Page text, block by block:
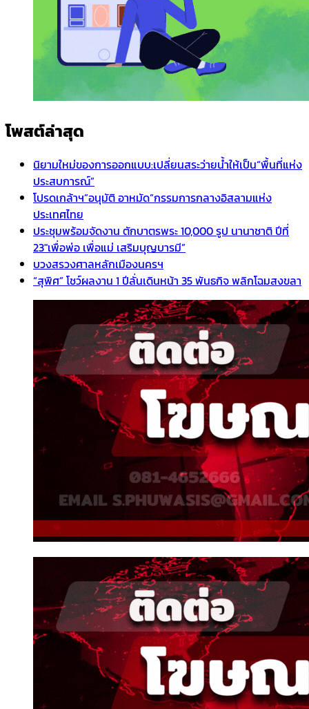
โพสต์ล่าสุด
นิยามใหม่ของการออกแบบ:เปลี่ยนสระว่ายน้ำให้เป็น“พื้นที่แห่ง
ประสบการณ์”
โปรดเกล้าฯ”อนุมัติ อาหมัด”กรรมการกลางอิสลามแห่ง
ประเทศไทย
ประชุมพร้อมจัดงาน ตักบาตรพระ 10,000 รูป นานาชาติ ปีที่
23″เพื่อพ่อ เพื่อแม่ เสริมบุญบารมี”
บวงสรวงศาลหลักเมืองนครฯ
“สุพิศ” โชว์ผลงาน 1 ปีลั่นเดินหน้า 35 พันธกิจ พลิกโฉมสงขลา